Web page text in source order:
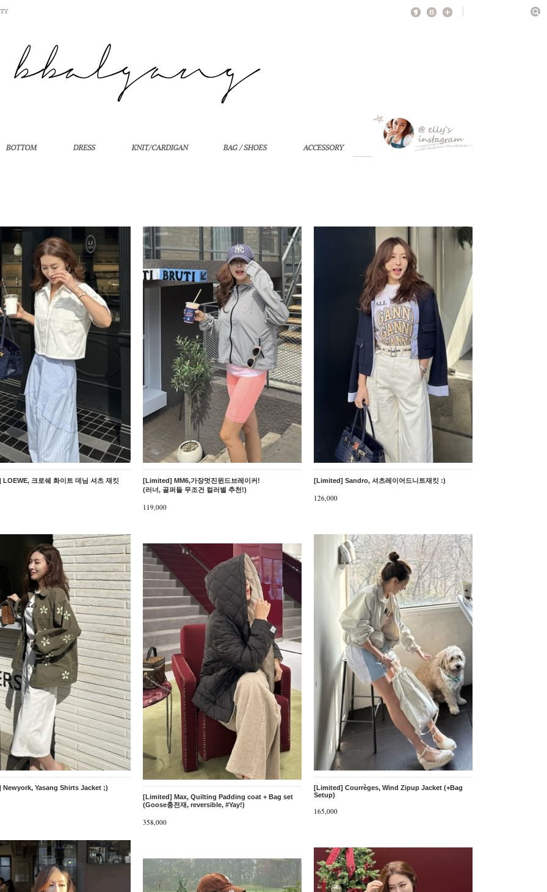
크로쉐 화이트 데님 셔츠 재킷
[Limited] MM6,가장멋진윈드브레이커!
(러너, 골퍼들 무조건 컬러별 추천!)
119,000
[Limited] Sandro, 셔츠레이어드니트재킷 :)
126,000
Yasang Shirts Jacket ;)
[Limited] Courrèges, Wind Zipup Jacket (+Bag
Setup)
165,000
[Limited] Max, Quilting Padding coat + Bag set
(Goose충전재, reversible, #Yay!)
358,000